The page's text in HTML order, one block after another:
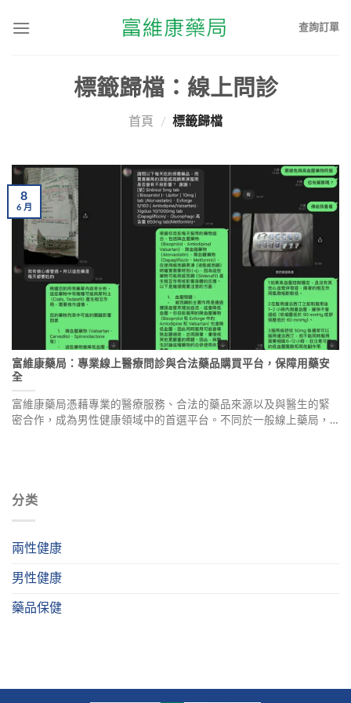
查詢訂單
標籤歸檔： 線上問診
首頁 / 標籤歸檔
分类
兩性健康
男性健康
藥品保健
富維康藥局：專業線上醫療問診與合法藥品購買平台，保障用藥安
全
富維康藥局憑藉專業的醫療服務、合法的藥品來源以及與醫生的緊
密合作，成為男性健康領域中的首選平台。不同於一般線上藥局，
8
6月